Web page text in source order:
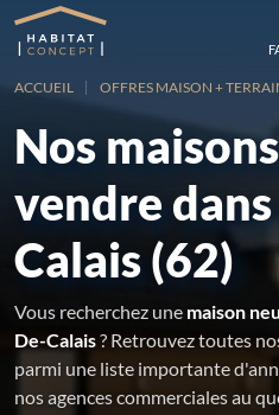
ACCUEIL OFFRES MAISON +
Nos
vendre
Calais (62)
Vous recherchez une maison
De-Calais? Retrouvez toutes
parmi une liste importante
nos agences commerciales au